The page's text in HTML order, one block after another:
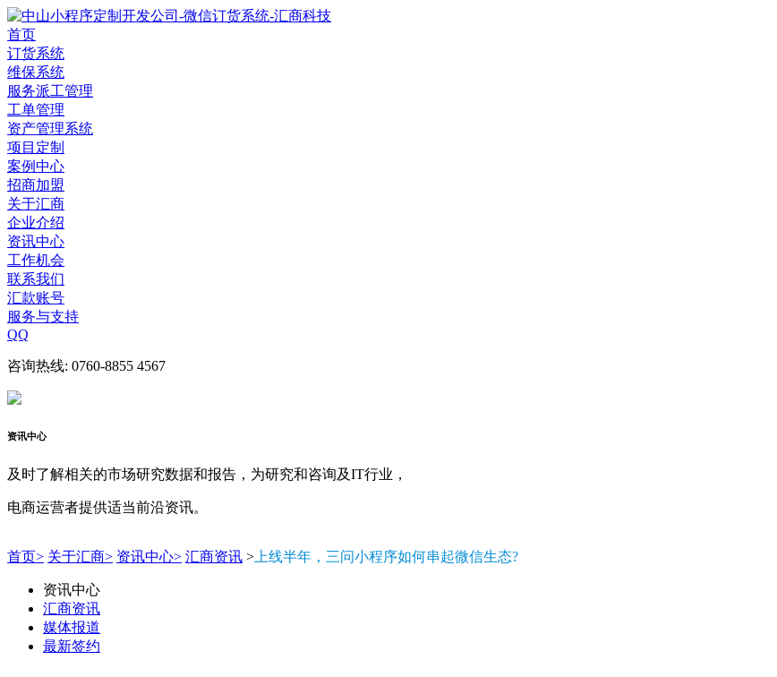
首页
订货系统
维保系统
服务派工管理
工单管理
资产管理系统
项目定制
案例中心
招商加盟
关于汇商
企业介绍
资讯中心
工作机会
联系我们
汇款账号
服务与支持
QQ
咨询热线: 0760-8855 4567
资讯中心
及时了解相关的市场研究数据和报告，为研究和咨询及IT行业，
电商运营者提供适当前沿资讯。
首页> 关于汇商> 资讯中心> 汇商资讯 > 上线半年，三问小程序如何串起微信生态?
资讯中心
汇商资讯
媒体报道
最新签约